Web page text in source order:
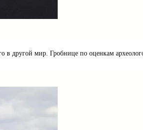
другой мир. Гробнице по оценкам